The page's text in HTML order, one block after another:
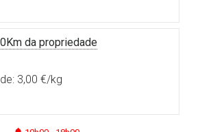
da propriedade
3,00 €/kg